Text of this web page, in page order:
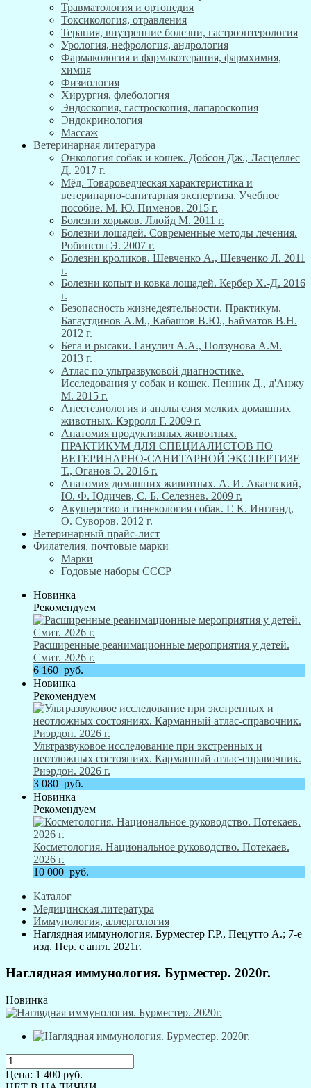
Травматология и ортопедия
Токсикология, отравления
Терапия, внутренние болезни, гастроэнтерология
Урология, нефрология, андрология
Фармакология и фармакотерапия, фармхимия,
химия
Физиология
Хирургия, флебология
Эндоскопия, гастроскопия, лапароскопия
Эндокринология
Массаж
Ветеринарная литература
Онкология собак и кошек. Добсон Дж., Ласцеллес
Д. 2017 г.
Мёд. Товароведческая характеристика и
ветеринарно-санитарная экспертиза. Учебное
пособие. М. Ю. Пименов. 2015 г.
Болезни хорьков. Ллойд М. 2011 г.
Болезни лошадей. Современные методы лечения.
Робинсон Э. 2007 г.
Болезни кроликов. Шевченко А., Шевченко Л. 2011
г.
Болезни копыт и ковка лошадей. Кербер Х.-Д. 2016
г.
Безопасность жизнедеятельности. Практикум.
Багаутдинов А.М., Кабашов В.Ю., Байматов В.Н.
2012 г.
Бега и рысаки. Ганулич А.А., Ползунова А.М.
2013 г.
Атлас по ультразвуковой диагностике.
Исследования у собак и кошек. Пенник Д., д'Анжу
М. 2015 г.
Анестезиология и анальгезия мелких домашних
животных. Кэрролл Г. 2009 г.
Анатомия продуктивных животных.
ПРАКТИКУМ ДЛЯ СПЕЦИАЛИСТОВ ПО
ВЕТЕРИНАРНО-САНИТАРНОЙ ЭКСПЕРТИЗЕ
Т., Оганов Э. 2016 г.
Анатомия домашних животных. А. И. Акаевский,
Ю. Ф. Юдичев, С. Б. Селезнев. 2009 г.
Акушерство и гинекология собак. Г. К. Инглэнд,
О. Суворов. 2012 г.
Ветеринарный прайс-лист
Филателия, почтовые марки
Марки
Годовые наборы СССР
Новинка
Рекомендуем
Расширенные реанимационные мероприятия у детей.
Смит. 2026 г.
6 160 руб.
Новинка
Рекомендуем
Ультразвуковое исследование при экстренных и
неотложных состояниях. Карманный атлас-справочник.
Риэрдон. 2026 г.
3 080 руб.
Новинка
Рекомендуем
Косметология. Национальное руководство. Потекаев.
2026 г.
10 000 руб.
Каталог
Медицинская литература
Иммунология, аллергология
Наглядная иммунология. Бурместер Г.Р., Пецутто А.; 7-е
изд. Пер. с англ. 2021г.
Наглядная иммунология. Бурместер. 2020г.
Новинка
Цена: 1 400 руб.